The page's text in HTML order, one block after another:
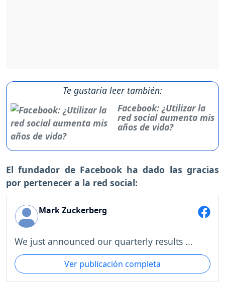
Te gustaría leer también:
Facebook: ¿Utilizar la
red social aumenta mis
años de vida?
El fundador de Facebook ha dado las gracias
por pertenecer a la red social:
Mark Zuckerberg
We just announced our quarterly results ...
Ver publicación completa